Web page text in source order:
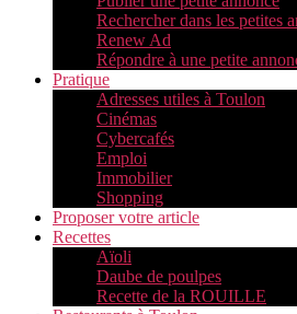
Rechercher dans les petites
Renew Ad
Répondre à une petite
Pratique
Adresses utiles à Toulon
Cinémas
Cybercafés
Emploi
Immobilier
Shopping
Proposer votre article
Recettes
Aïoli
Daube de poulpes
Recette de la ROUILLE